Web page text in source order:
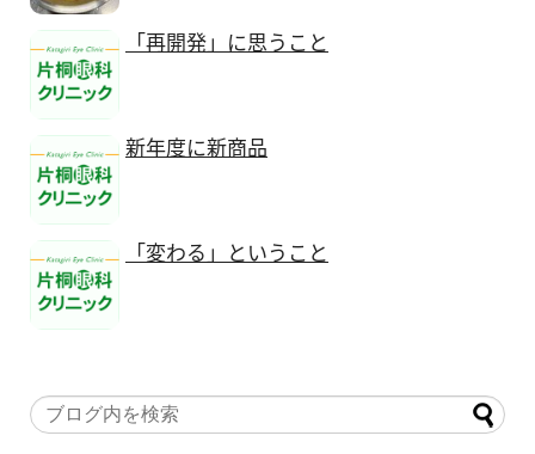
「再開発」に思うこと
新年度に新商品
「変わる」ということ